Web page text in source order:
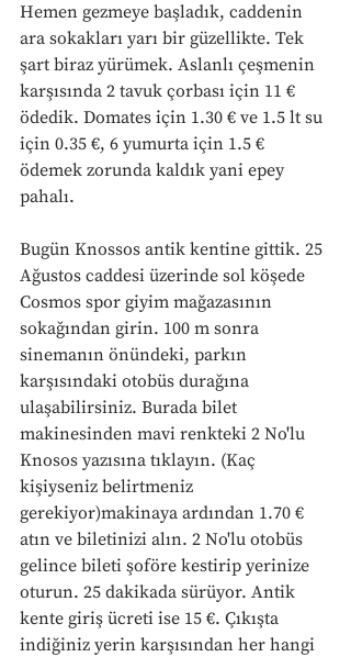
Hemen gezmeye başladık, caddenin
ara sokakları yarı bir güzellikte. Tek
şart biraz yürümek. Aslanlı çeşmenin
karşısında 2 tavuk çorbası için 11 €
ödedik. Domates için 1.30 € ve 1.5 lt su
için 0.35 €, 6 yumurta için 1.5 €
ödemek zorunda kaldık yani epey
pahalı.
Bugün Knossos antik kentine gittik. 25
Ağustos caddesi üzerinde sol köşede
Cosmos spor giyim mağazasının
sokağından girin. 100 m sonra
sinemanın önündeki, parkın
karşısındaki otobüs durağına
ulaşabilirsiniz. Burada bilet
makinesinden mavi renkteki 2 No'lu
Knosos yazısına tıklayın. (Kaç
kişiyseniz belirtmeniz
gerekiyor)makinaya ardından 1.70 €
atın ve biletinizi alın. 2 No'lu otobüs
gelince bileti şoföre kestirip yerinize
oturun. 25 dakikada sürüyor. Antik
kente giriş ücreti ise 15 €. Çıkışta
indiğiniz yerin karşısından her hangi